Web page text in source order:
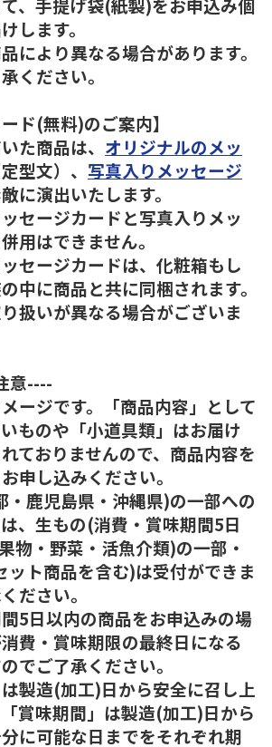
します。
により異なる場合があります。
ください。
ド(無料)のご案内】
た商品は、 オリジナルのメッ
定型文）、 写真入りメッセージ
に演出いたします。
セージカードと写真入りメッ
用はできません。
セージカードは、化粧箱もし
中に商品と共に同梱されます。
り扱いが異なる場合がございま
意----
ージです。「商品内容」として
ものや「小道具類」はお届け
ておりませんので、商品内容を
申し込みください。
鹿児島県・沖縄県)の一部への
、生もの(消費・賞味期間5日
物・野菜・活魚介類)の一部・
ット商品を含む)は受付ができま
ださい。
5日以内の商品をお申込みの場
費・賞味期限の最終日になる
でご了承ください。
製造(加工)日から安全に召し上
賞味期間」は製造(加工)日から
に可能な日までをそれぞれ期